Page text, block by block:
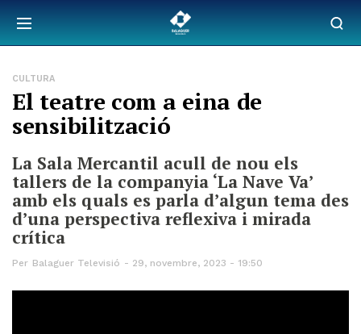
CULTURA
El teatre com a eina de
sensibilització
La Sala Mercantil acull de nou els
tallers de la companyia ‘La Nave Va’
amb els quals es parla d’algun tema des
d’una perspectiva reflexiva i mirada
crítica
Per Balaguer Televisió 29, novembre, 2023 - 19:50